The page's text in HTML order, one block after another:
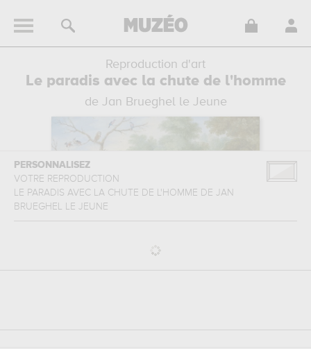
Reproduction d'art
Le paradis avec la chute de l'homme
de Jan Brueghel le Jeune
PERSONNALISEZ
VOTRE REPRODUCTION
LE PARADIS AVEC LA CHUTE DE L'HOMME DE JAN
BRUEGHEL LE JEUNE